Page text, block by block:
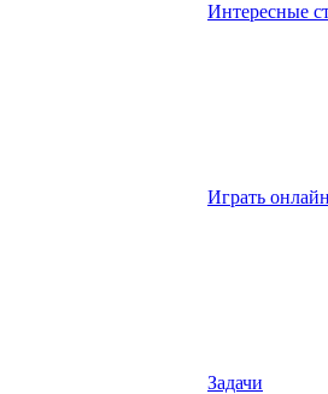
Интересные
Играть онлайн
Задачи